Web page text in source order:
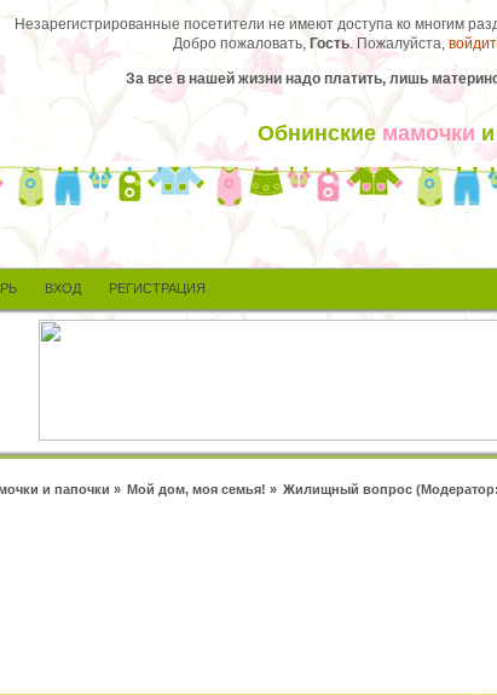
Незарегистрированные посетители не имеют доступа ко многим
Добро пожаловать, Гость. Пожалуйста,
За все в нашей жизни надо платить, лишь
Обнинские мамочки и
ВХОД РЕГИСТРАЦИЯ
и папочки » Мой дом, моя семья! » Жилищный вопрос